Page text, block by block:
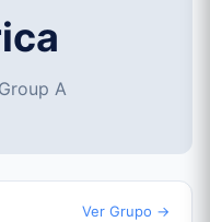
A
Ver Grupo →